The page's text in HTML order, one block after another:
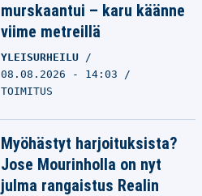
murskaantui – karu käänne
viime metreillä
YLEISURHEILU
08.08.2026 - 14:03
TOIMITUS
Myöhästyt harjoituksista?
Jose Mourinholla on nyt
julma rangaistus Realin